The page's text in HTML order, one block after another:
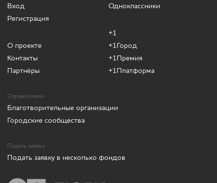
Вход
Регистрация
О проекте
Контакты
Партнёры
Одноклассники
+1
+1Город
+1Премия
+1Платформа
Справочники
Благотворительные организации
Городские сообщества
Подать заявку
Подать заявку в несколько фондов